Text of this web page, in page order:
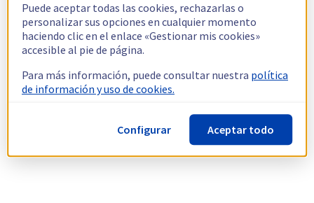
Puede aceptar todas las cookies, rechazarlas o
personalizar sus opciones en cualquier momento
haciendo clic en el enlace «Gestionar mis cookies»
accesible al pie de página.
Para más información, puede consultar nuestra política
de información y uso de cookies.
Configurar Aceptar todo